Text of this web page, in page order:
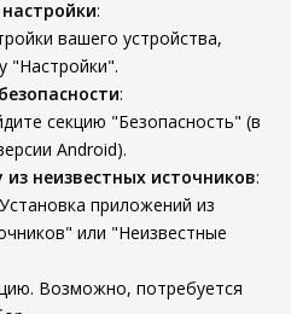
:
вашего устройства,
"Настройки".
:
секцию "Безопасность" (в
Android).
неизвестных источников:
приложений из
или "Неизвестные
Возможно, потребуется